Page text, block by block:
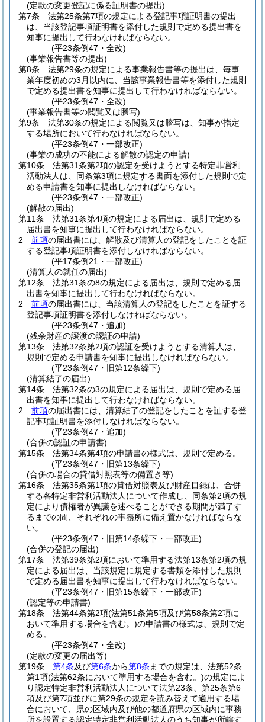
(定款の変更登記に係る証明書の提出)
第7条
法第25条第7項の規定による登記事項証明書の提出
は、当該登記事項証明書を添付した規則で定める提出書を
知事に提出して行わなければならない。
(平23条例47・全改)
(事業報告書等の提出)
第8条
法第29条の規定による事業報告書等の提出は、毎事
業年度初めの3月以内に、当該事業報告書等を添付した規則
で定める提出書を知事に提出して行わなければならない。
(平23条例47・全改)
(事業報告書等の閲覧又は謄写)
第9条
法第30条の規定による閲覧又は謄写は、知事が指定
する場所において行わなければならない。
(平23条例47・一部改正)
(事業の成功の不能による解散の認定の申請)
第10条
法第31条第2項の認定を受けようとする特定非営利
活動法人は、同条第3項に規定する書面を添付した規則で定
める申請書を知事に提出しなければならない。
(平23条例47・一部改正)
(解散の届出)
第11条
法第31条第4項の規定による届出は、規則で定める
届出書を知事に提出して行わなければならない。
2
前項の届出書には、解散及び清算人の登記をしたことを証
する登記事項証明書を添付しなければならない。
(平17条例21・一部改正)
(清算人の就任の届出)
第12条
法第31条の8の規定による届出は、規則で定める届
出書を知事に提出して行わなければならない。
2
前項の届出書には、当該清算人の登記をしたことを証する
登記事項証明書を添付しなければならない。
(平23条例47・追加)
(残余財産の譲渡の認証の申請)
第13条
法第32条第2項の認証を受けようとする清算人は、
規則で定める申請書を知事に提出しなければならない。
(平23条例47・旧第12条繰下)
(清算結了の届出)
第14条
法第32条の3の規定による届出は、規則で定める届
出書を知事に提出して行わなければならない。
2
前項の届出書には、清算結了の登記をしたことを証する登
記事項証明書を添付しなければならない。
(平23条例47・追加)
(合併の認証の申請書)
第15条
法第34条第4項の申請書の様式は、規則で定める。
(平23条例47・旧第13条繰下)
(合併の場合の貸借対照表等の備置き等)
第16条
法第35条第1項の貸借対照表及び財産目録は、合併
する各特定非営利活動法人について作成し、同条第2項の規
定により債権者が異議を述べることができる期間が満了す
るまでの間、それぞれの事務所に備え置かなければならな
い。
(平23条例47・旧第14条繰下・一部改正)
(合併の登記の届出)
第17条
法第39条第2項において準用する法第13条第2項の規
定による届出は、当該規定に規定する書類を添付した規則
で定める届出書を知事に提出して行わなければならない。
(平23条例47・旧第15条繰下・一部改正)
(認定等の申請書)
第18条
法第44条第2項(法第51条第5項及び第58条第2項に
おいて準用する場合を含む。)の申請書の様式は、規則で定
める。
(平23条例47・全改)
(定款の変更の届出等)
第19条
第4条及び第6条から第8条 までの規定は、法第52条
第1項(法第62条において準用する場合を含む。)の規定によ
り認定特定非営利活動法人について法第23条、第25条第6
項及び第7項並びに第29条の規定を読み替えて適用する場
合において、県の区域内及び他の都道府県の区域内に事務
所を設置する認定特定非営利活動法人のうち知事が所轄す